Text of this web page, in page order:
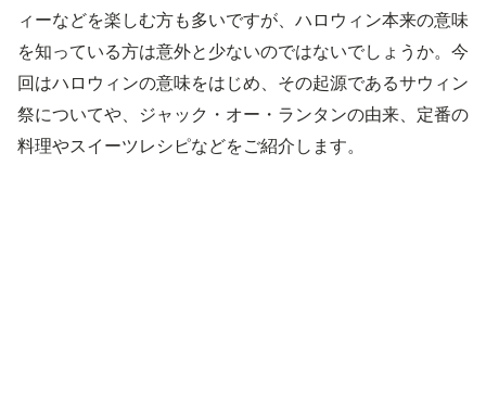
ィーなどを楽しむ方も多いですが、ハロウィン本来の意味
を知っている方は意外と少ないのではないでしょうか。今
回はハロウィンの意味をはじめ、その起源であるサウィン
祭についてや、ジャック・オー・ランタンの由来、定番の
料理やスイーツレシピなどをご紹介します。